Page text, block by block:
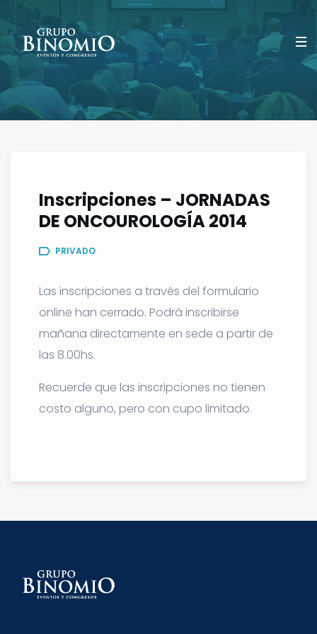
Inscripciones – JORNADAS
DE ONCOUROLOGÍA 2014
PRIVADO
Las inscripciones a través del formulario
online han cerrado. Podrá inscribirse
mañana directamente en sede a partir de
las 8.00hs.
Recuerde que las inscripciones no tienen
costo alguno, pero con cupo limitado.